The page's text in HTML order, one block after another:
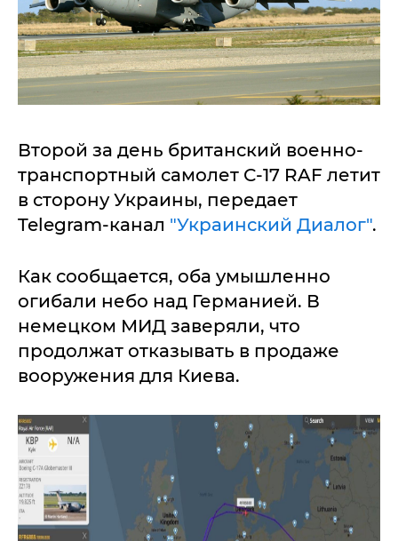
Второй за день британский военно-
транспортный самолет С-17 RAF летит
в сторону Украины, передает
Telegram-канал "Украинский Диалог".
Как сообщается, оба умышленно
огибали небо над Германией. В
немецком МИД заверяли, что
продолжат отказывать в продаже
вооружения для Киева.